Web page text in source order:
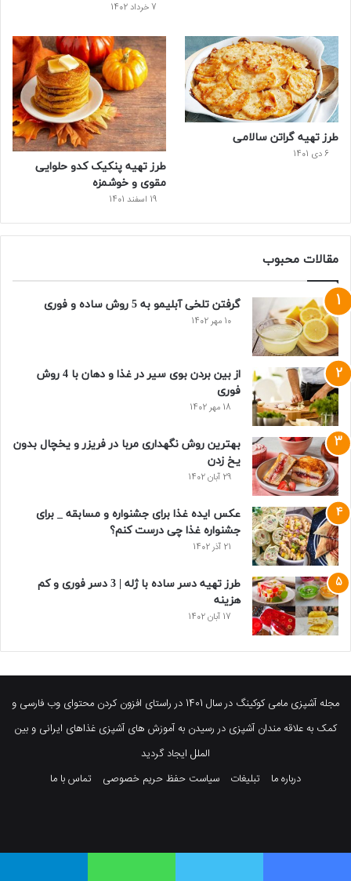
7 خرداد 1402
طرز تهیه گراتن سالامی
6 دی 1401
طرز تهیه پنکیک کدو حلوایی
مقوی و خوشمزه
19 اسفند 1401
مقالات محبوب
گرفتن تلخی آبلیمو به 5 روش ساده و فوری
10 مهر 1402
از بین بردن بوی سیر در غذا و دهان با 4 روش
فوری
18 مهر 1402
بهترین روش نگهداری مربا در فریزر و یخچال بدون
یخ زدن
29 آبان 1402
عکس ایده غذا برای جشنواره و مسابقه _ برای
جشنواره غذا چی درست کنم؟
21 آذر 1402
طرز تهیه دسر ساده با ژله | 3 دسر فوری و کم
هزینه
17 آبان 1402
مجله آشپزی مامی کوکینگ در سال 1401 در راستای افزون کردن محتوای وب فارسی و
کمک به علاقه مندان آشپزی در رسیدن به آموزش های آشپزی غذاهای ایرانی و بین
الملل ایجاد گردید
درباره ما
تبلیغات سیاست حفظ حریم خصوصی تماس با ما